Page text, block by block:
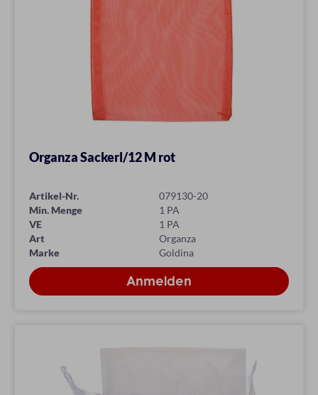
Organza Sackerl/12 M rot
Artikel-Nr.
079130-20
Min. Menge
1 PA
VE
1 PA
Art
Organza
Marke
Goldina